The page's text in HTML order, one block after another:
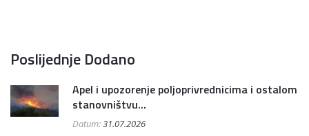
Poslijednje Dodano
Apel i upozorenje poljoprivrednicima i ostalom
stanovništvu...
Datum:31.07.2026